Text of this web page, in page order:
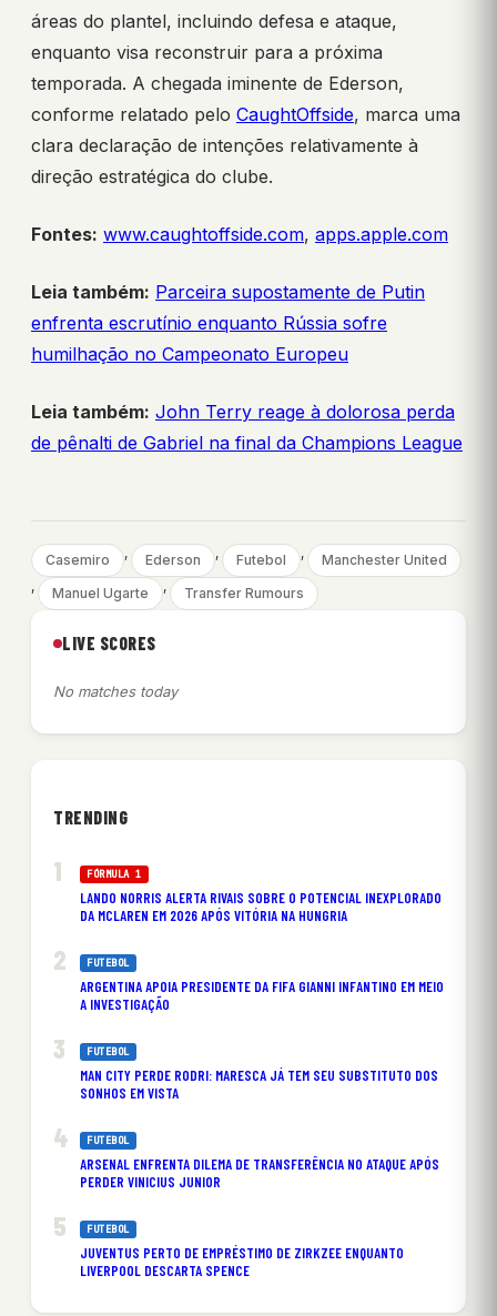
áreas do plantel, incluindo defesa e ataque,
enquanto visa reconstruir para a próxima
temporada. A chegada iminente de Ederson,
conforme relatado pelo CaughtOffside, marca uma
clara declaração de intenções relativamente à
direção estratégica do clube.
Fontes: www.caughtoffside.com, apps.apple.com
Leia também: Parceira supostamente de Putin
enfrenta escrutínio enquanto Rússia sofre
humilhação no Campeonato Europeu
Leia também: John Terry reage à dolorosa perda
de pênalti de Gabriel na final da Champions League
Casemiro , Ederson , Futebol ,
Manchester United
,
Manuel Ugarte , Transfer Rumours
LIVE SCORES
No matches today
TRENDING
FÓRMULA 1
LANDO NORRIS ALERTA RIVAIS SOBRE O POTENCIAL INEXPLORADO
DA MCLAREN EM 2026 APÓS VITÓRIA NA HUNGRIA
FUTEBOL
ARGENTINA APOIA PRESIDENTE DA FIFA GIANNI INFANTINO EM MEIO
A INVESTIGAÇÃO
FUTEBOL
MAN CITY PERDE RODRI: MARESCA JÁ TEM SEU SUBSTITUTO DOS
SONHOS EM VISTA
FUTEBOL
ARSENAL ENFRENTA DILEMA DE TRANSFERÊNCIA NO ATAQUE APÓS
PERDER VINICIUS JUNIOR
FUTEBOL
JUVENTUS PERTO DE EMPRÉSTIMO DE ZIRKZEE ENQUANTO
LIVERPOOL DESCARTA SPENCE